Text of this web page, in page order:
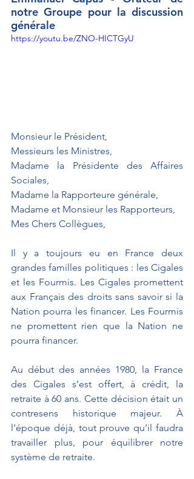
notre Groupe pour la discussion
générale
https://youtu.be/ZNO-HICTGyU
Monsieur le Président,
Messieurs les Ministres,
Madame la Présidente des Affaires
Sociales,
Madame la Rapporteure générale,
Madame et Monsieur les Rapporteurs,
Mes Chers Collègues,
Il y a toujours eu en France deux
grandes familles politiques : les Cigales
et les Fourmis. Les Cigales promettent
aux Français des droits sans savoir si la
Nation pourra les financer. Les Fourmis
ne promettent rien que la Nation ne
pourra financer.
Au début des années 1980, la France
des Cigales s’est offert, à crédit, la
retraite à 60 ans. Cette décision était un
contresens historique majeur. À
l’époque déjà, tout prouve qu’il faudra
travailler plus, pour équilibrer notre
système de retraite.